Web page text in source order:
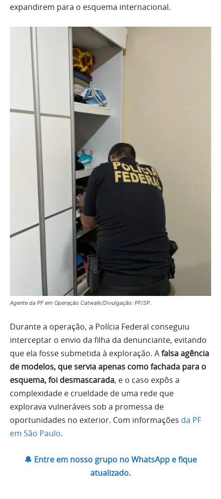
expandirem para o esquema internacional.
Agente da PF em Operação Catwalk/Divulgação: PF/SP.
Durante a operação, a Polícia Federal conseguiu
interceptar o envio da filha da denunciante, evitando
que ela fosse submetida à exploração. Afalsa agência
de modelos, que servia apenas como fachada para o
esquema, foi desmascarada, e o caso expôs a
complexidade e crueldade de uma rede que
explorava vulneráveis sob a promessa de
oportunidades no exterior. Com informações da PF
em São Paulo.
🔔 Entre em nosso grupo no WhatsApp e fique
atualizado.